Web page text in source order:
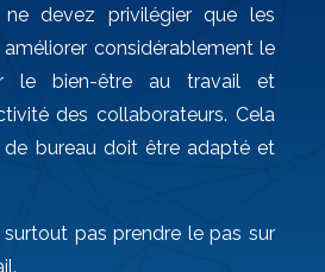
devez privilégier que les
considérablement le
le bien-être au travail et
des collaborateurs. Cela
bureau doit être adapté et
pas prendre le pas sur